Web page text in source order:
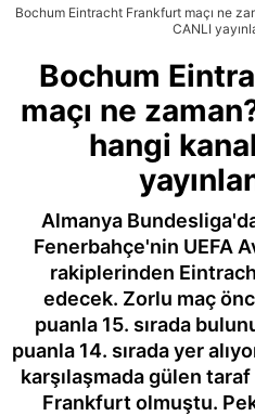
Bochum Eintracht Frankfurt maçı ne
CANLI
Bochum
maçı ne
hangi
Almanya
Fenerbahçe'nin UEFA
rakiplerinden
edecek. Zorlu maç
puanla 15. sırada
puanla 14. sırada yer
karşılaşmada gülen
Frankfurt olmuştu.